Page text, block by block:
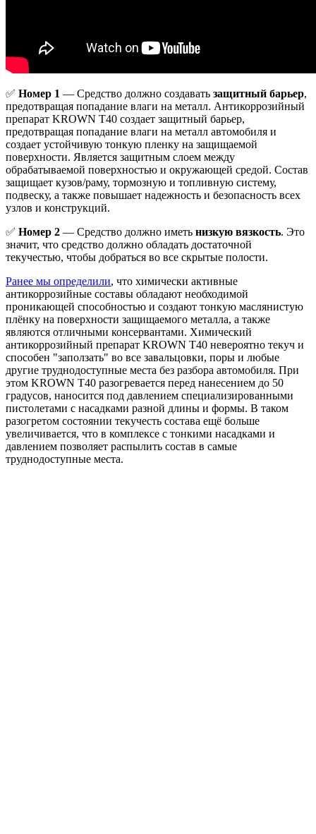
✅ Номер 1 — Средство должно создавать защитный барьер,
предотвращая попадание влаги на металл. Антикоррозийный
препарат KROWN T40 создает защитный барьер,
предотвращая попадание влаги на металл автомобиля и
создает устойчивую тонкую пленку на защищаемой
поверхности. Является защитным слоем между
обрабатываемой поверхностью и окружающей средой. Состав
защищает кузов/раму, тормозную и топливную систему,
подвеску, а также повышает надежность и безопасность всех
узлов и конструкций.
✅ Номер 2 — Средство должно иметь низкую вязкость. Это
значит, что средство должно обладать достаточной
текучестью, чтобы добраться во все скрытые полости.
Ранее мы определили, что химически активные
антикоррозийные составы обладают необходимой
проникающей способностью и создают тонкую маслянистую
плёнку на поверхности защищаемого металла, а также
являются отличными консервантами. Химический
антикоррозийный препарат KROWN T40 невероятно текуч и
способен "заползать" во все завальцовки, поры и любые
другие труднодоступные места без разбора автомобиля. При
этом KROWN T40 разогревается перед нанесением до 50
градусов, наносится под давлением специализированными
пистолетами с насадками разной длины и формы. В таком
разогретом состоянии текучесть состава ещё больше
увеличивается, что в комплексе с тонкими насадками и
давлением позволяет распылить состав в самые
труднодоступные места.